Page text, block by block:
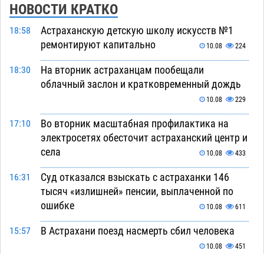
НОВОСТИ КРАТКО
18:58
Астраханскую детскую школу искусств №1
ремонтируют капитально
10.08 224
18:30
На вторник астраханцам пообещали
облачный заслон и кратковременный дождь
10.08 229
17:10
Во вторник масштабная профилактика на
электросетях обесточит астраханский центр и
села
10.08 433
16:31
Суд отказался взыскать с астраханки 146
тысяч «излишней» пенсии, выплаченной по
ошибке
10.08 611
15:57 В Астрахани поезд насмерть сбил человека
10.08 451